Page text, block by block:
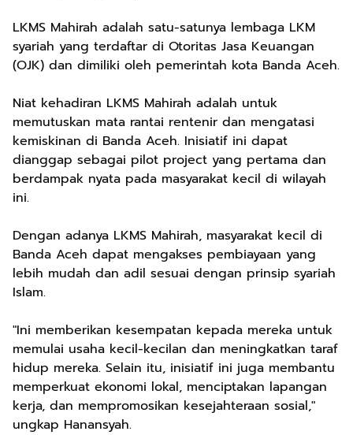
LKMS Mahirah adalah satu-satunya lembaga LKM
syariah yang terdaftar di Otoritas Jasa Keuangan
(OJK) dan dimiliki oleh pemerintah kota Banda Aceh.
Niat kehadiran LKMS Mahirah adalah untuk
memutuskan mata rantai rentenir dan mengatasi
kemiskinan di Banda Aceh. Inisiatif ini dapat
dianggap sebagai pilot project yang pertama dan
berdampak nyata pada masyarakat kecil di wilayah
ini.
Dengan adanya LKMS Mahirah, masyarakat kecil di
Banda Aceh dapat mengakses pembiayaan yang
lebih mudah dan adil sesuai dengan prinsip syariah
Islam.
"Ini memberikan kesempatan kepada mereka untuk
memulai usaha kecil-kecilan dan meningkatkan taraf
hidup mereka. Selain itu, inisiatif ini juga membantu
memperkuat ekonomi lokal, menciptakan lapangan
kerja, dan mempromosikan kesejahteraan sosial,"
ungkap Hanansyah.